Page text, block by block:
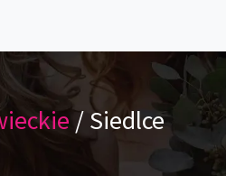
/ Siedlce